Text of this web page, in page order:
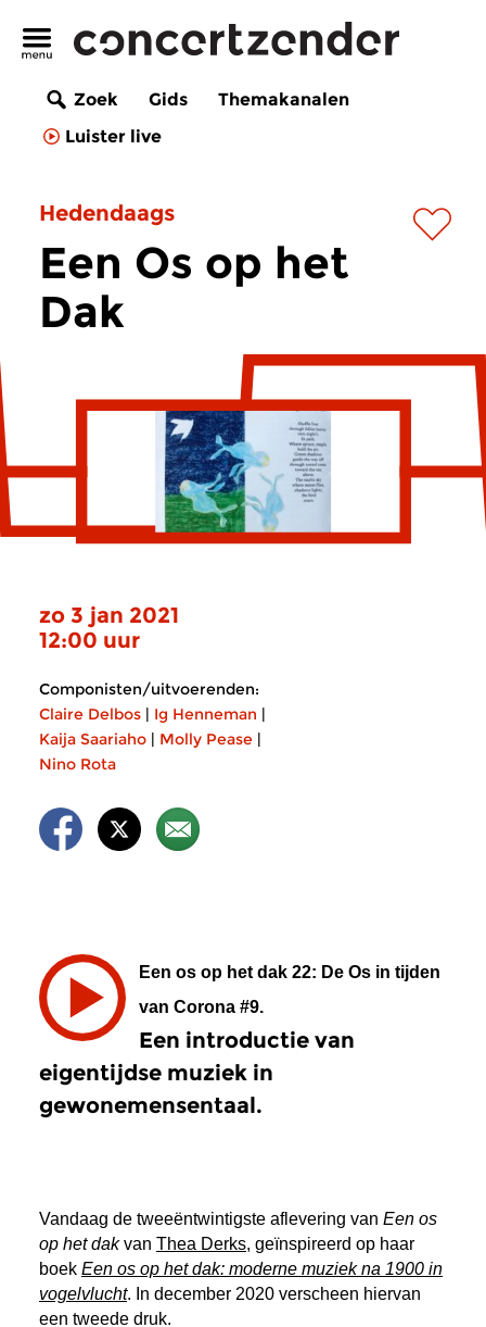
Zoek Gids
Themakanalen
Luister live
Hedendaags
Een Os op het
Dak
zo 3 jan 2021
12:00 uur
Componisten/uitvoerenden:
Claire Delbos | Ig Henneman |
Kaija Saariaho | Molly Pease |
Nino Rota
Een os op het dak 22: De Os in tijden
van Corona #9.
Een introductie van
eigentijdse muziek in
gewonemensentaal.
Vandaag de tweeëntwintigste aflevering van Een os
op het dakvan Thea Derks, geïnspireerd op haar
boek Een os op het dak: moderne muziek na 1900 in
vogelvlucht. In december 2020 verscheen hiervan
een tweede druk.